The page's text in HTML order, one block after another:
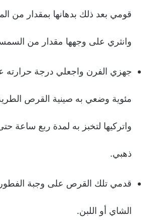
قومي بعد ذلك بدهانها بمقدار من
وانثري على وجهها مقدار من
مئوية وضعي به صينية القرص
واتركيها لتخبز به لمدة ربع ساعة
ذهبي.
قدمي تلك القرص على وجبة
الشاي أو اللبن.